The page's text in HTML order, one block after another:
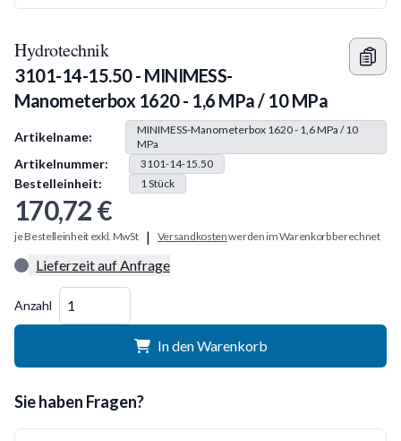
Hydrotechnik
3101-14-15.50 - MINIMESS-
Manometerbox 1620 - 1,6 MPa / 10 MPa
Produkt Information
Artikelname:
MINIMESS-Manometerbox 1620 - 1,6 MPa / 10
MPa
Artikelnummer: 3101-14-15.50
Bestelleinheit: 1Stück
170,72 €
je Bestelleinheit exkl. MwSt | Versandkostenwerden im Warenkorb berechnet
Lieferzeit auf Anfrage
Anzahl
In den Warenkorb
Sie haben Fragen?